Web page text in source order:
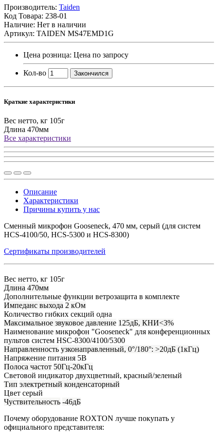
Производитель: Taiden
Код Товара: 238-01
Наличие: Нет в наличии
Артикул: TAIDEN MS47EMD1G
Цена розница: Цена по запросу
Кол-во Закончился
Краткие характеристики
Вес нетто, кг 105г
Длина 470мм
Все характеристики
Описание
Характеристики
Причины купить у нас
Сменный микрофон Gooseneck, 470 мм, серый (для систем
HCS-4100/50, HCS-5300 и HCS-8300)
Сертификаты производителей
Вес нетто, кг 105г
Длина 470мм
Дополнительные функции ветрозащита в комплекте
Импеданс выхода 2 кОм
Количество гибких секций одна
Максимальное звуковое давление 125дБ, КНИ<3%
Наименование микрофон "Gooseneck" для конференционных
пультов систем HSC-8300/4100/5300
Направленность узконаправленный, 0°/180°: >20дБ (1кГц)
Напряжение питания 5В
Полоса частот 50Гц-20кГц
Световой индикатор двухцветный, красный/зеленый
Тип электретный конденсаторный
Цвет серый
Чуствительность -46дБ
Почему оборудование ROXTON лучше покупать у
официального представителя: